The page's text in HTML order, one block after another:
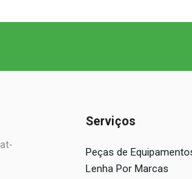
Serviços
Peças de
Lenha Por Marcas